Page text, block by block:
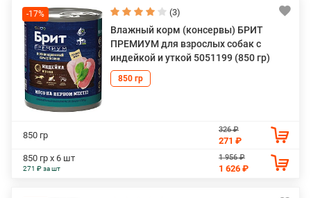
-17% (3)
Влажный корм (консервы) БРИТ
ПРЕМИУМ для взрослых собак с
индейкой и уткой 5051199 (850 гр)
850 гр
850 гр
326 ₽
271 ₽
850 гр х 6 шт
271 ₽ за шт
1 956 ₽
1 626 ₽